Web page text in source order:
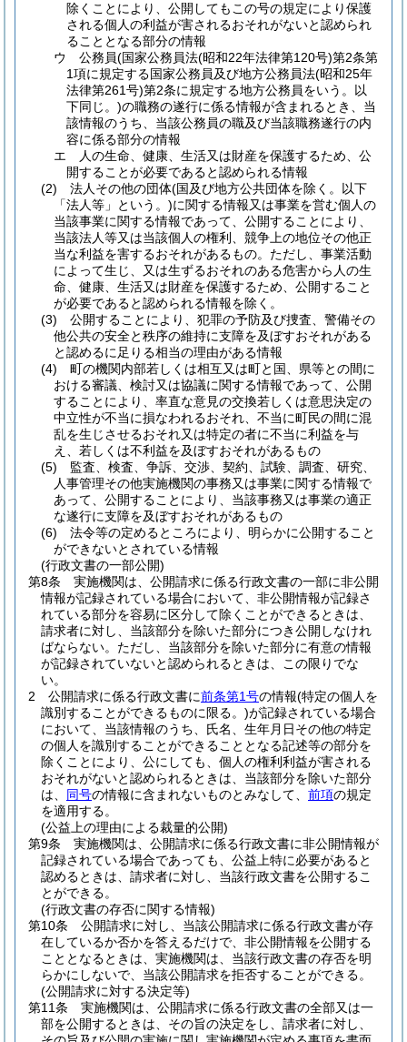
除くことにより、公開してもこの号の規定により保護
される個人の利益が害されるおそれがないと認められ
ることとなる部分の情報
ウ
公務員(国家公務員法(昭和22年法律第120号)第2条第
1項に規定する国家公務員及び地方公務員法(昭和25年
法律第261号)第2条に規定する地方公務員をいう。以
下同じ。)の職務の遂行に係る情報が含まれるとき、当
該情報のうち、当該公務員の職及び当該職務遂行の内
容に係る部分の情報
エ
人の生命、健康、生活又は財産を保護するため、公
開することが必要であると認められる情報
(2)
法人その他の団体(国及び地方公共団体を除く。以下
「法人等」という。)に関する情報又は事業を営む個人の
当該事業に関する情報であって、公開することにより、
当該法人等又は当該個人の権利、競争上の地位その他正
当な利益を害するおそれがあるもの。 ただし、事業活動
によって生じ、又は生ずるおそれのある危害から人の生
命、健康、生活又は財産を保護するため、公開すること
が必要であると認められる情報を除く。
(3)
公開することにより、犯罪の予防及び捜査、警備その
他公共の安全と秩序の維持に支障を及ぼすおそれがある
と認めるに足りる相当の理由がある情報
(4)
町の機関内部若しくは相互又は町と国、県等との間に
おける審議、検討又は協議に関する情報であって、公開
することにより、率直な意見の交換若しくは意思決定の
中立性が不当に損なわれるおそれ、不当に町民の間に混
乱を生じさせるおそれ又は特定の者に不当に利益を与
え、若しくは不利益を及ぼすおそれがあるもの
(5)
監査、検査、争訴、交渉、契約、試験、調査、研究、
人事管理その他実施機関の事務又は事業に関する情報で
あって、公開することにより、当該事務又は事業の適正
な遂行に支障を及ぼすおそれがあるもの
(6)
法令等の定めるところにより、明らかに公開すること
ができないとされている情報
(行政文書の一部公開)
第8条
実施機関は、公開請求に係る行政文書の一部に非公開
情報が記録されている場合において、非公開情報が記録さ
れている部分を容易に区分して除くことができるときは、
請求者に対し、当該部分を除いた部分につき公開しなけれ
ばならない。 ただし、当該部分を除いた部分に有意の情報
が記録されていないと認められるときは、この限りでな
い。
2
公開請求に係る行政文書に前条第1号の情報(特定の個人を
識別することができるものに限る。)が記録されている場合
において、当該情報のうち、氏名、生年月日その他の特定
の個人を識別することができることとなる記述等の部分を
除くことにより、公にしても、個人の権利利益が害される
おそれがないと認められるときは、当該部分を除いた部分
は、 同号の情報に含まれないものとみなして、 前項の規定
を適用する。
(公益上の理由による裁量的公開)
第9条
実施機関は、公開請求に係る行政文書に非公開情報が
記録されている場合であっても、公益上特に必要があると
認めるときは、請求者に対し、当該行政文書を公開するこ
とができる。
(行政文書の存否に関する情報)
第10条
公開請求に対し、当該公開請求に係る行政文書が存
在しているか否かを答えるだけで、非公開情報を公開する
こととなるときは、実施機関は、当該行政文書の存否を明
らかにしないで、当該公開請求を拒否することができる。
(公開請求に対する決定等)
第11条
実施機関は、公開請求に係る行政文書の全部又は一
部を公開するときは、その旨の決定をし、請求者に対し、